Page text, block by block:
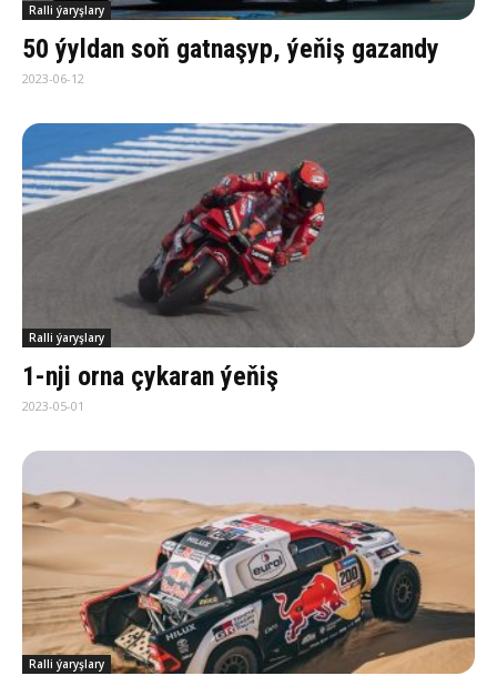
Ralli ýaryşlary
50 ýyldan soň gatnaşyp, ýeňiş gazandy
2023-06-12
Ralli ýaryşlary
1-nji orna çykaran ýeňiş
2023-05-01
Ralli ýaryşlary